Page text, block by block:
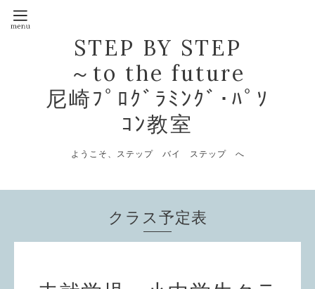
STEP BY STEP
～to the future
尼崎ﾌﾟﾛｸﾞﾗﾐﾝｸﾞ･ﾊﾟｿ
ｺﾝ教室
ようこそ、ステップ バイ ステップ へ
クラス予定表